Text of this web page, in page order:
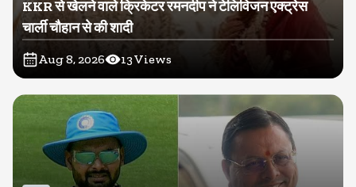
KKR से खेलने वाले क्रिकेटर रमनदीप ने टेलिविजन एक्ट्रेस
चार्ली चौहान से की शादी
Aug 8, 2026 13Views